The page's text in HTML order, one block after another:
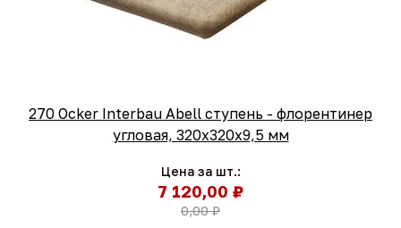
270 Ocker Interbau Abell ступень - флорентинер
угловая, 320x320x9,5 мм
Цена за шт.:
7 120,00 ₽
0,00 ₽